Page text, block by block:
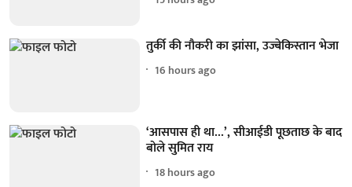
तुर्की की नौकरी का झांसा, उज्बेकिस्तान भेजा
16 hours ago
‘आसपास ही था...’, सीआईडी पूछताछ के बाद
बोले सुमित राय
18 hours ago